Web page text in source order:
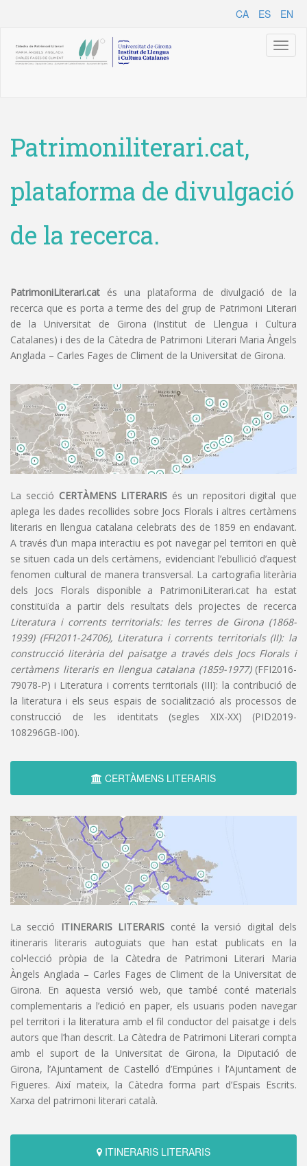
CA ES EN
Patrimoniliterari.cat,
plataforma de divulgació
de la recerca.
PatrimoniLiterari.cat és una plataforma de divulgació de la
recerca que es porta a terme des del grup de Patrimoni Literari
de la Universitat de Girona (Institut de Llengua i Cultura
Catalanes) i des de la Càtedra de Patrimoni Literari Maria Àngels
Anglada – Carles Fages de Climent de la Universitat de Girona.
La secció CERTÀMENS LITERARIS és un repositori digital que
aplega les dades recollides sobre Jocs Florals i altres certàmens
literaris en llengua catalana celebrats des de 1859 en endavant.
A través d’un mapa interactiu es pot navegar pel territori en què
se situen cada un dels certàmens, evidenciant l’ebullició d’aquest
fenomen cultural de manera transversal. La cartografia literària
dels Jocs Florals disponible a PatrimoniLiterari.cat ha estat
constituïda a partir dels resultats dels projectes de recerca
Literatura i corrents territorials: les terres de Girona (1868-
1939) (FFI2011-24706), Literatura i corrents territorials (II): la
construcció literària del paisatge a través dels Jocs Florals i
certàmens literaris en llengua catalana (1859-1977)(FFI2016-
79078-P) i Literatura i corrents territorials (III): la contribució de
la literatura i els seus espais de socialització als processos de
construcció de les identitats (segles XIX-XX) (PID2019-
108296GB-I00).
CERTÀMENS LITERARIS
La secció ITINERARIS LITERARIS conté la versió digital dels
itineraris literaris autoguiats que han estat publicats en la
col•lecció pròpia de la Càtedra de Patrimoni Literari Maria
Àngels Anglada – Carles Fages de Climent de la Universitat de
Girona. En aquesta versió web, que també conté materials
complementaris a l’edició en paper, els usuaris poden navegar
pel territori i la literatura amb el fil conductor del paisatge i dels
autors que l’han descrit. La Càtedra de Patrimoni Literari compta
amb el suport de la Universitat de Girona, la Diputació de
Girona, l’Ajuntament de Castelló d’Empúries i l’Ajuntament de
Figueres. Així mateix, la Càtedra forma part d’Espais Escrits.
Xarxa del patrimoni literari català.
ITINERARIS LITERARIS